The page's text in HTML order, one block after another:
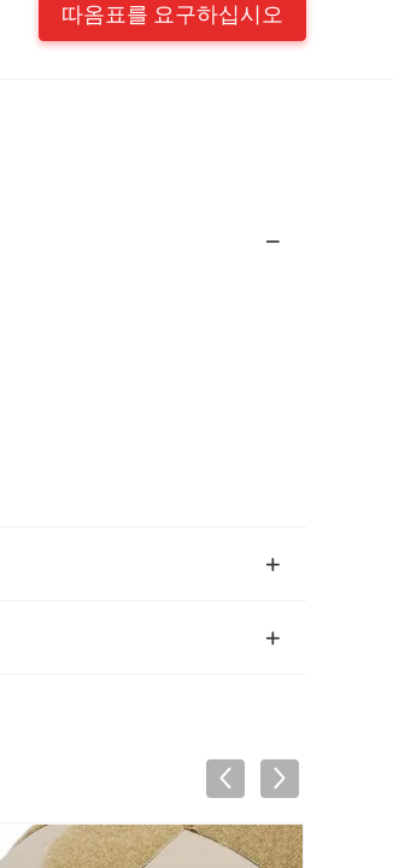
따옴표를 요구하십시오